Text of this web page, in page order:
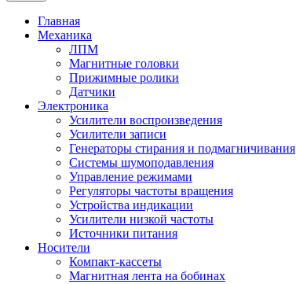
Главная
Механика
ЛПМ
Магнитные головки
Прижимные ролики
Датчики
Электроника
Усилители воспроизведения
Усилители записи
Генераторы стирания и подмагничивания
Системы шумоподавления
Управление режимами
Регуляторы частоты вращения
Устройства индикации
Усилители низкой частоты
Источники питания
Носители
Компакт-кассеты
Магнитная лента на бобинах